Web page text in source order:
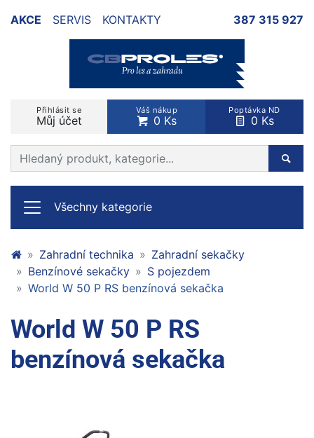
AKCE SERVIS KONTAKTY 387 315 927
Přihlásit se
Můj účet
Váš nákup
0 Ks
Poptávka ND
0 Ks
Prohledat web
Všechny kategorie
Zahradní technika
Zahradní sekačky
Benzínové sekačky
S pojezdem
World W 50 P RS benzínová sekačka
World W 50 P RS
benzínová sekačka